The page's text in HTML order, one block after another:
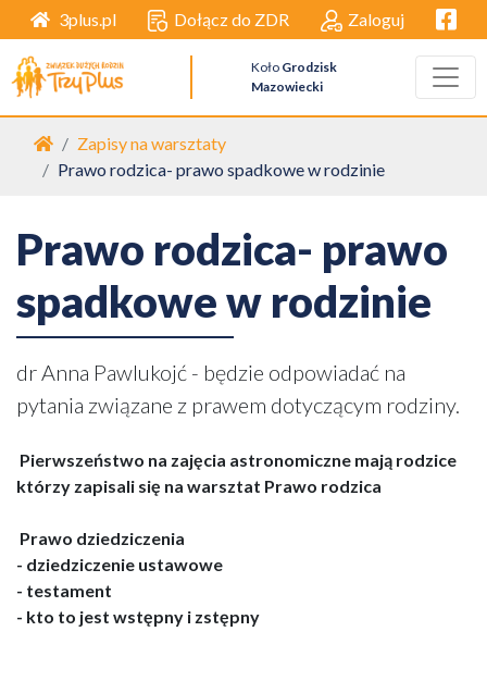
3plus.pl Dołącz do ZDR Zaloguj
Koło Grodzisk
Mazowiecki
Strona główna
Zapisy na warsztaty
Prawo rodzica- prawo spadkowe w rodzinie
Prawo rodzica- prawo
spadkowe w rodzinie
dr Anna Pawlukojć - będzie odpowiadać na
pytania związane z prawem dotyczącym rodziny.
Pierwszeństwo na zajęcia astronomiczne mają rodzice
którzy zapisali się na warsztat Prawo rodzica
Prawo dziedziczenia
- dziedziczenie ustawowe
- testament
- kto to jest wstępny i zstępny